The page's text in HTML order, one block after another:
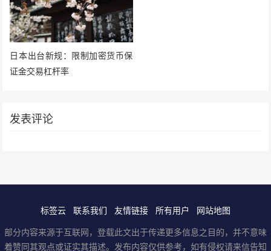
日本出台新规：限制加密货币保
证金交易杠杆率
发表评论
标签云 联系我们 友情链接 所有用户
网站地图
部分内容来源于互联网，登载此文出于传递更多信息之目的，并不意味
着赞同其观点或证实其描述。发布内容仅供参考，如有侵权请来信告知